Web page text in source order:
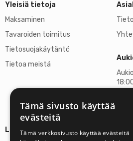
Yleisiä tietoja
Maksaminen
Tavaroiden toimitus
Tietosuojakäytäntö
Tietoa meistä
Lisätietoja
Tämä sivusto käyttää
evästeitä
Tämä verkkosivusto käyttää evästeitä